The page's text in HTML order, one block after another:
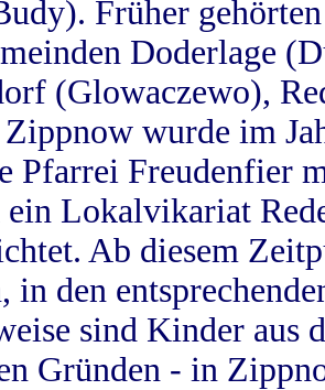
Früher
Doderlage
(Glowaczewo),
wurde im
Pfarrei Freudenfier
ein Lokalvikariat
Ab diesem
in den
sind Kinder aus
Gründen - in